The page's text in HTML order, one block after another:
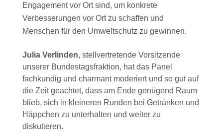
Engagement vor Ort sind, um konkrete
Verbesserungen vor Ort zu schaffen und
Menschen für den Umweltschutz zu gewinnen.
Julia Verlinden, stellvertretende Vorsitzende
unserer Bundestagsfraktion, hat das Panel
fachkundig und charmant moderiert und so gut auf
die Zeit geachtet, dass am Ende genügend Raum
blieb, sich in kleineren Runden bei Getränken und
Häppchen zu unterhalten und weiter zu
diskutieren.